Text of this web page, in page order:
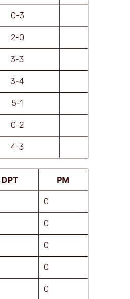
0-3
2-0
3-3
3-4
5-1
0-2
4-3
DPT PM
0
0
0
0
0